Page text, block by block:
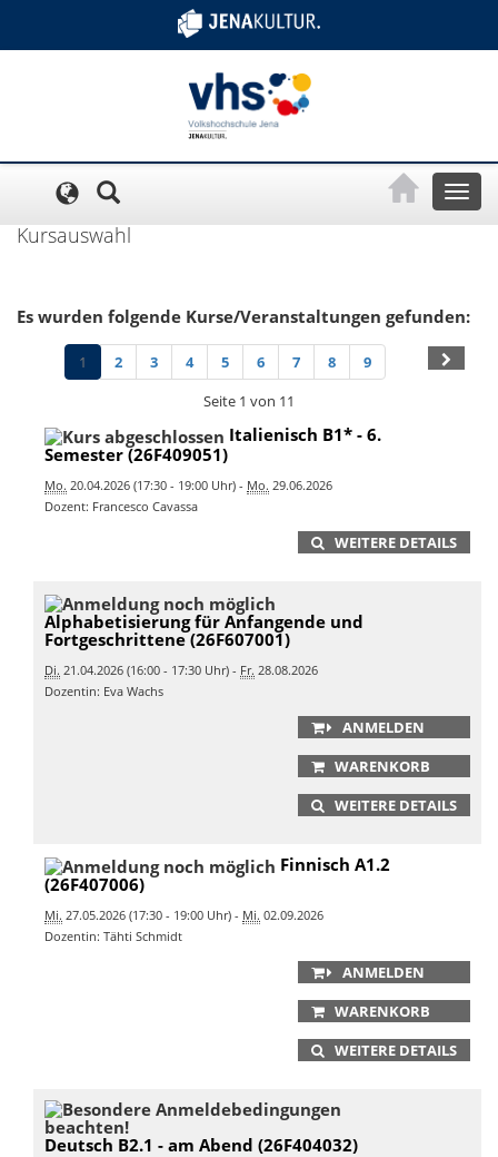
Toggle
Kursauswahl
Es wurden folgende Kurse/Veranstaltungen gefunden:
1 2 3 4 5 6 7 8
9
Seite 1 von 11
Italienisch B1* - 6.
Semester (26F409051)
Mo. 20.04.2026 (17:30 - 19:00 Uhr) - Mo. 29.06.2026
Dozent: Francesco Cavassa
WEITERE DETAILS
Alphabetisierung für Anfangende und
Fortgeschrittene (26F607001)
Di. 21.04.2026 (16:00 - 17:30 Uhr) - Fr. 28.08.2026
Dozentin: Eva Wachs
ANMELDEN
WARENKORB
WEITERE DETAILS
Finnisch A1.2
(26F407006)
Mi. 27.05.2026 (17:30 - 19:00 Uhr) - Mi. 02.09.2026
Dozentin: Tähti Schmidt
ANMELDEN
WARENKORB
WEITERE DETAILS
Deutsch B2.1 - am Abend (26F404032)